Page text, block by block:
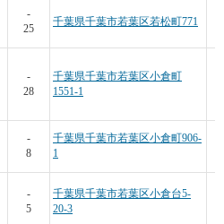
-
25
千葉県千葉市若葉区若松町771
-
28
千葉県千葉市若葉区小倉町
1551-1
-
8
千葉県千葉市若葉区小倉町906-
1
-
5
千葉県千葉市若葉区小倉台5-
20-3